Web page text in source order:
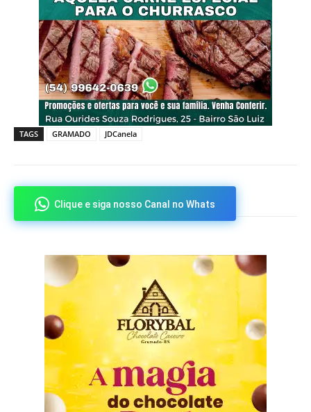
TAGS GRAMADO JDCanela
Clique e siga nosso Canal no Whats